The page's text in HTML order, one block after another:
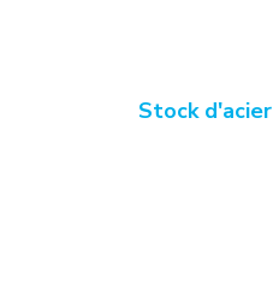
Stock d'acier